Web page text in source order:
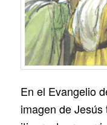
En el Evangelio
imagen de